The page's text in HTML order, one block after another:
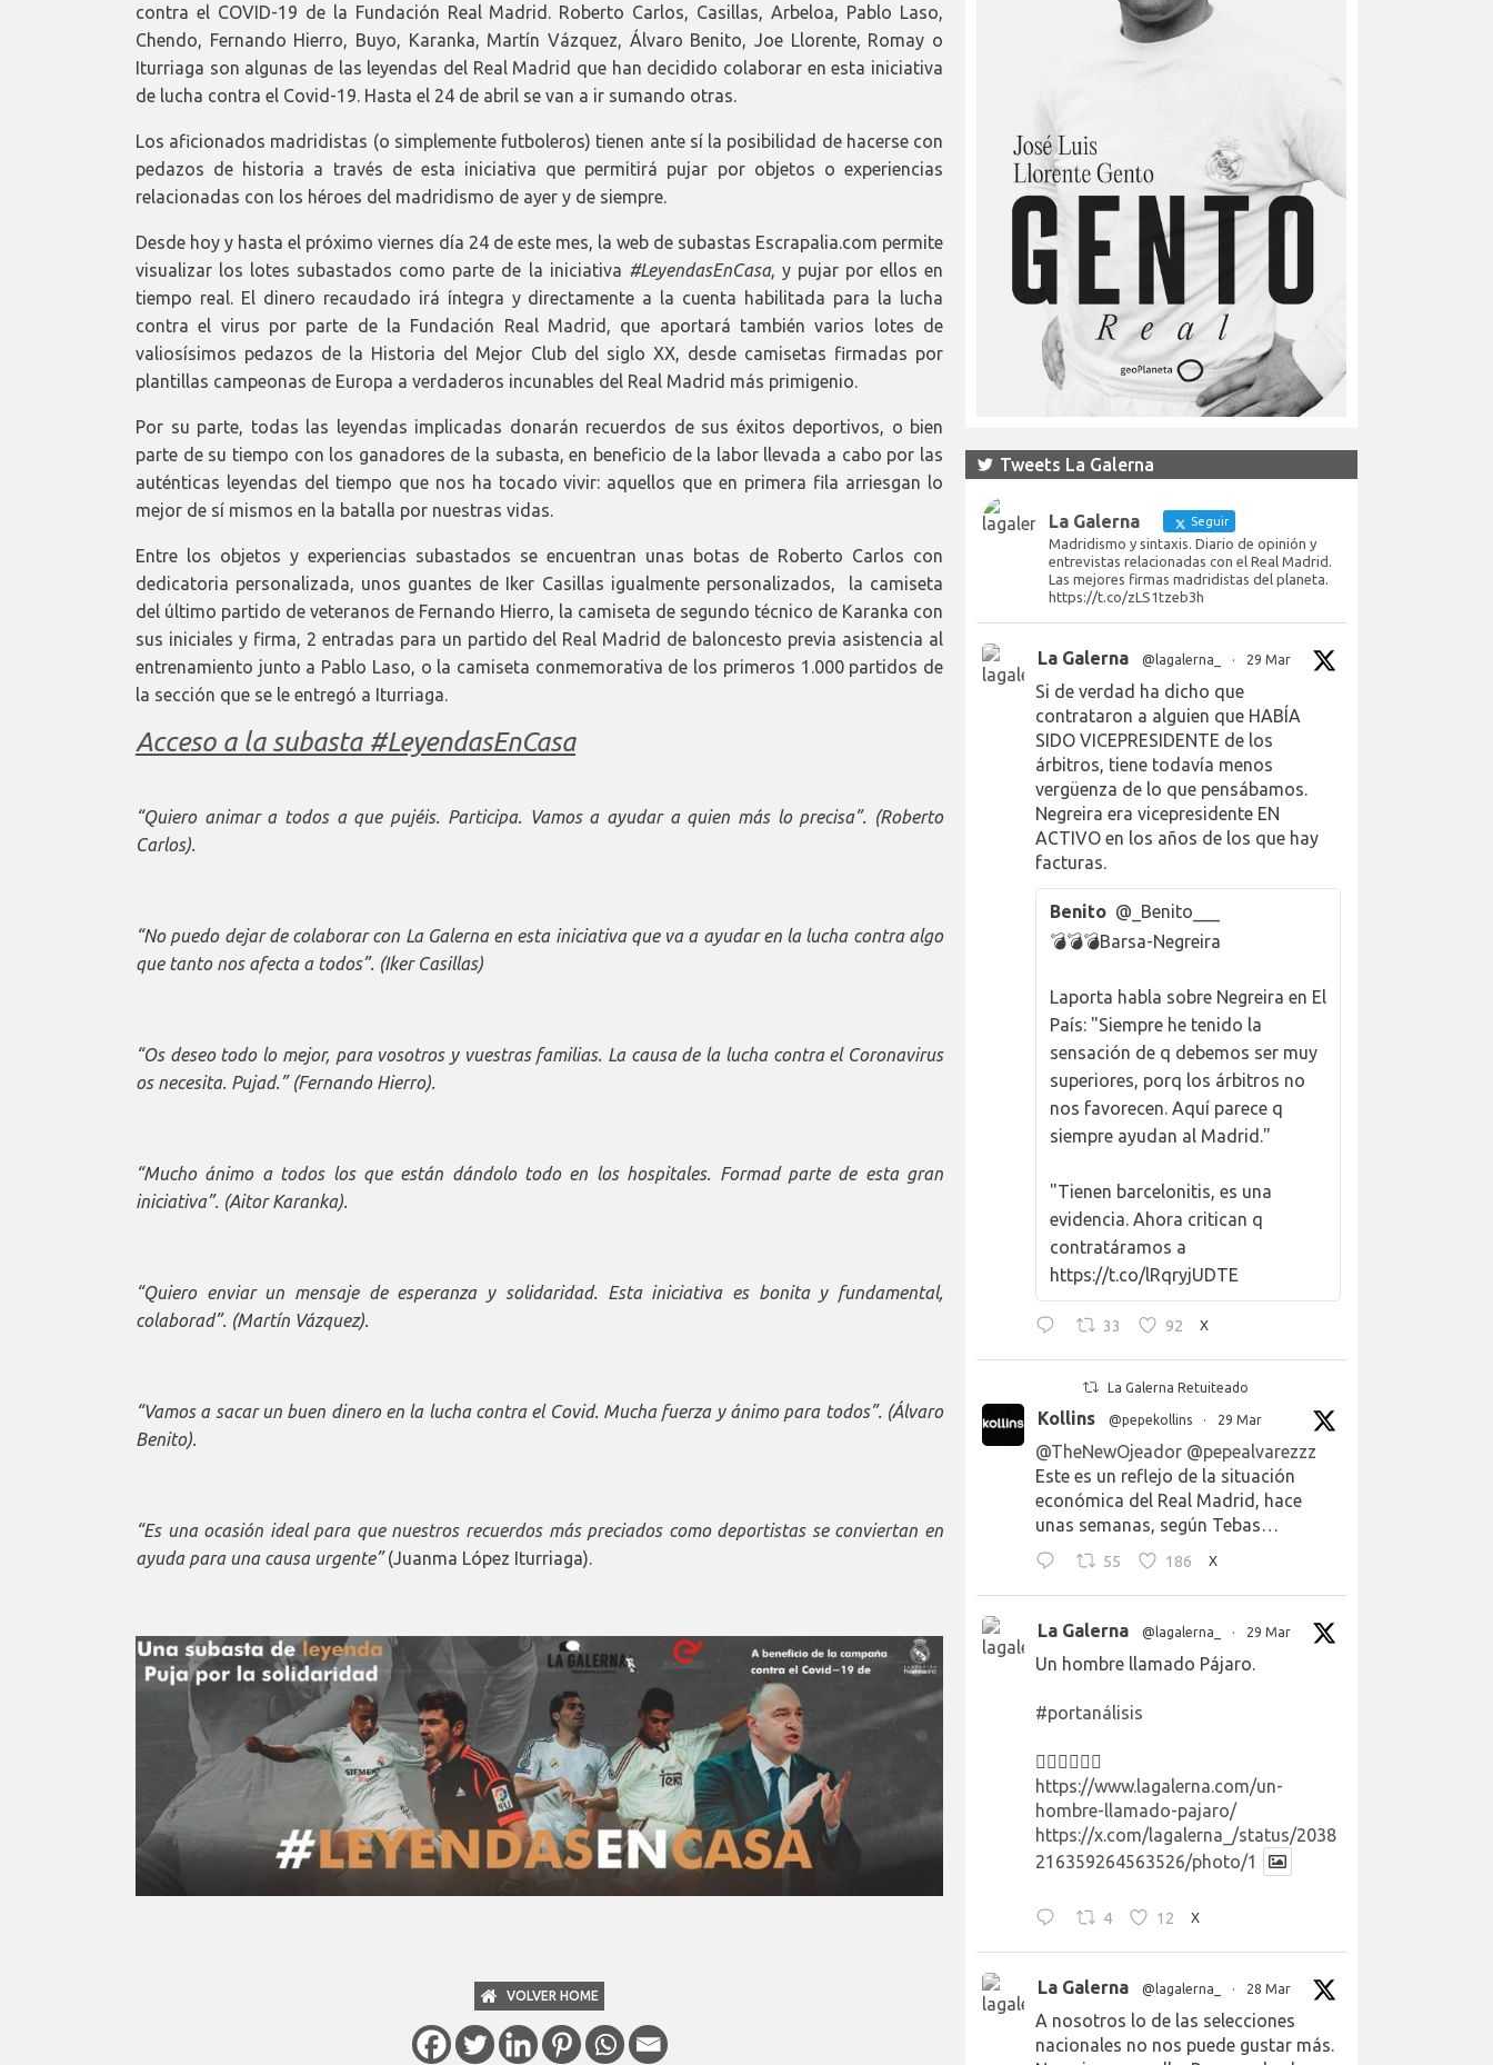
contra el COVID-19 de la Fundación Real Madrid. Roberto Carlos, Casillas, Arbeloa, Pablo Laso,
Chendo, Fernando Hierro, Buyo, Karanka, Martín Vázquez, Álvaro Benito, Joe Llorente, Romay o
Iturriaga son algunas de las leyendas del Real Madrid que han decidido colaborar en esta iniciativa
de lucha contra el Covid-19. Hasta el 24 de abril se van a ir sumando otras.
Los aficionados madridistas (o simplemente futboleros) tienen ante sí la posibilidad de hacerse con
pedazos de historia a través de esta iniciativa que permitirá pujar por objetos o experiencias
relacionadas con los héroes del madridismo de ayer y de siempre.
Desde hoy y hasta el próximo viernes día 24 de este mes, la web de subastas Escrapalia.com permite
visualizar los lotes subastados como parte de la iniciativa #LeyendasEnCasa, y pujar por ellos en
tiempo real. El dinero recaudado irá íntegra y directamente a la cuenta habilitada para la lucha
contra el virus por parte de la Fundación Real Madrid, que aportará también varios lotes de
valiosísimos pedazos de la Historia del Mejor Club del siglo XX, desde camisetas firmadas por
plantillas campeonas de Europa a verdaderos incunables del Real Madrid más primigenio.
Por su parte, todas las leyendas implicadas donarán recuerdos de sus éxitos deportivos, o bien
parte de su tiempo con los ganadores de la subasta, en beneficio de la labor llevada a cabo por las
auténticas leyendas del tiempo que nos ha tocado vivir: aquellos que en primera fila arriesgan lo
mejor de sí mismos en la batalla por nuestras vidas.
Entre los objetos y experiencias subastados se encuentran unas botas de Roberto Carlos con
dedicatoria personalizada, unos guantes de Iker Casillas igualmente personalizados, la camiseta
del último partido de veteranos de Fernando Hierro, la camiseta de segundo técnico de Karanka con
sus iniciales y firma, 2 entradas para un partido del Real Madrid de baloncesto previa asistencia al
entrenamiento junto a Pablo Laso, o la camiseta conmemorativa de los primeros 1.000 partidos de
la sección que se le entregó a Iturriaga.
Acceso a la subasta #LeyendasEnCasa
“Quiero animar a todos a que pujéis. Participa. Vamos a ayudar a quien más lo precisa”. (Roberto
Carlos).
“No puedo dejar de colaborar con La Galerna en esta iniciativa que va a ayudar en la lucha contra algo
que tanto nos afecta a todos”. (Iker Casillas)
“Os deseo todo lo mejor, para vosotros y vuestras familias. La causa de la lucha contra el Coronavirus
os necesita. Pujad.” (Fernando Hierro).
“Mucho ánimo a todos los que están dándolo todo en los hospitales. Formad parte de esta gran
iniciativa”. (Aitor Karanka).
“Quiero enviar un mensaje de esperanza y solidaridad. Esta iniciativa es bonita y fundamental,
colaborad”. (Martín Vázquez).
“Vamos a sacar un buen dinero en la lucha contra el Covid. Mucha fuerza y ánimo para todos”. (Álvaro
Benito).
“Es una ocasión ideal para que nuestros recuerdos más preciados como deportistas se conviertan en
ayuda para una causa urgente”(Juanma López Iturriaga).
VOLVER HOME
Tweets La Galerna
La Galerna Seguir
Madridismo y sintaxis. Diario de opinión y
entrevistas relacionadas con el Real Madrid.
Las mejores firmas madridistas del planeta.
https://t.co/zLS1tzeb3h
La Galerna @lagalerna_ · 29 Mar
Si de verdad ha dicho que
contrataron a alguien que HABÍA
SIDO VICEPRESIDENTE de los
árbitros, tiene todavía menos
vergüenza de lo que pensábamos.
Negreira era vicepresidente EN
ACTIVO en los años de los que hay
facturas.
Benito @_Benito___
💣💣💣Barsa-Negreira
Laporta habla sobre Negreira en El
País: "Siempre he tenido la
sensación de q debemos ser muy
superiores, porq los árbitros no
nos favorecen. Aquí parece q
siempre ayudan al Madrid."
"Tienen barcelonitis, es una
evidencia. Ahora critican q
contratáramos a
https://t.co/lRqryjUDTE
33 92 X
La Galerna Retuiteado
Kollins @pepekollins · 29 Mar
@TheNewOjeador @pepealvarezzz
Este es un reflejo de la situación
económica del Real Madrid, hace
unas semanas, según Tebas…
55 186 X
La Galerna @lagalerna_ · 29 Mar
Un hombre llamado Pájaro.
#portanálisis
👉🏻👉🏻👉🏻
https://www.lagalerna.com/un-
hombre-llamado-pajaro/
https://x.com/lagalerna_/status/2038
216359264563526/photo/1
4 12 X
La Galerna @lagalerna_ · 28 Mar
A nosotros lo de las selecciones
nacionales no nos puede gustar más.